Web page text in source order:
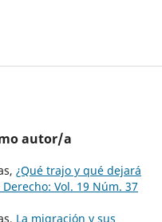
autor/a
¿Qué trajo y qué dejará
Derecho: Vol. 19 Núm. 37
La migración y sus